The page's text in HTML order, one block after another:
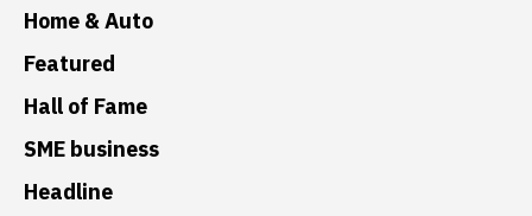
Home & Auto
Featured
Hall of Fame
SME business
Headline